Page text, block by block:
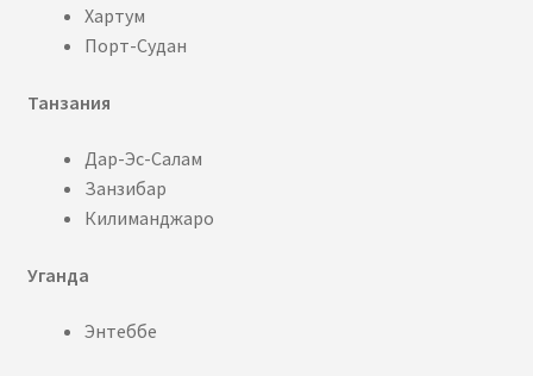
Хартум
Порт-Судан
Танзания
Дар-Эс-Салам
Занзибар
Килиманджаро
Уганда
Энтеббе